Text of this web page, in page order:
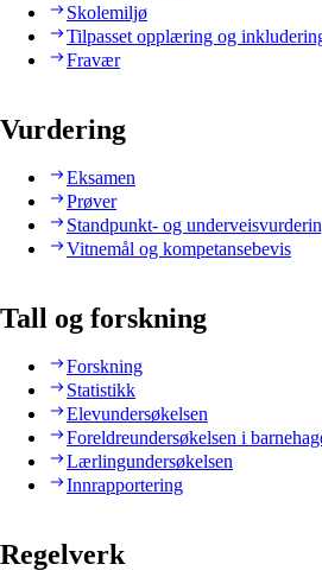
Skolemiljø
Tilpasset opplæring og
Fravær
Vurdering
Eksamen
Prøver
Standpunkt- og
Vitnemål og kompetansebevis
Tall og forskning
Forskning
Statistikk
Elevundersøkelsen
Foreldreundersøkelsen i
Lærlingundersøkelsen
Innrapportering
Regelverk